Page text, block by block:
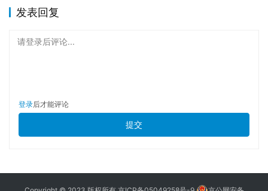
发表回复
请登录后评论...
登录后才能评论
提交